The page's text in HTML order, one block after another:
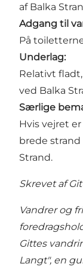
afBalka
Adgang til
På
Underlag:
Relativt
ved Balka
Særlige
Hvis vejret
brede
Strand.
Skrevet af
Vandrer og
Gittes
Langt", en